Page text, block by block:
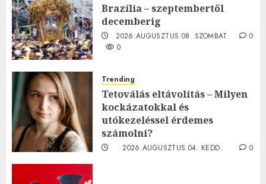
Brazília – szeptembertől
decemberig
2026.AUGUSZTUS.08. SZOMBAT.
0
0
Trending
Tetoválás eltávolítás – Milyen
kockázatokkal és
utókezeléssel érdemes
számolni?
2026.AUGUSZTUS.04. KEDD.
0